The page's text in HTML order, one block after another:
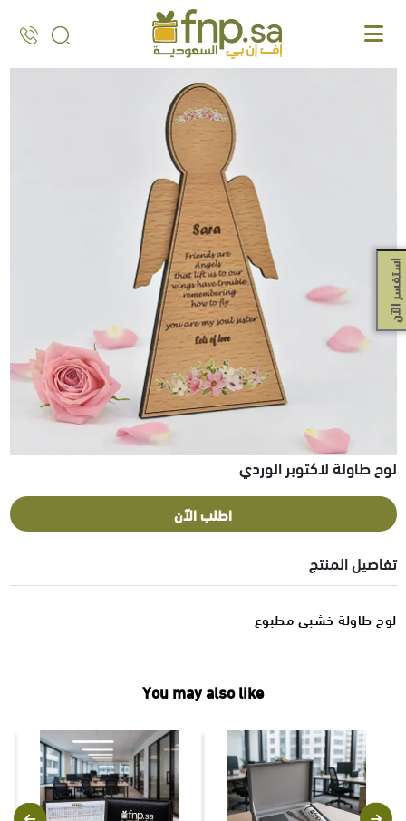
content
استفسر الآن
لوح طاولة لاكتوبر الوردي
اطلب الآن
تفاصيل المنتج
لوح طاولة خشبي مطبوع
You may also like